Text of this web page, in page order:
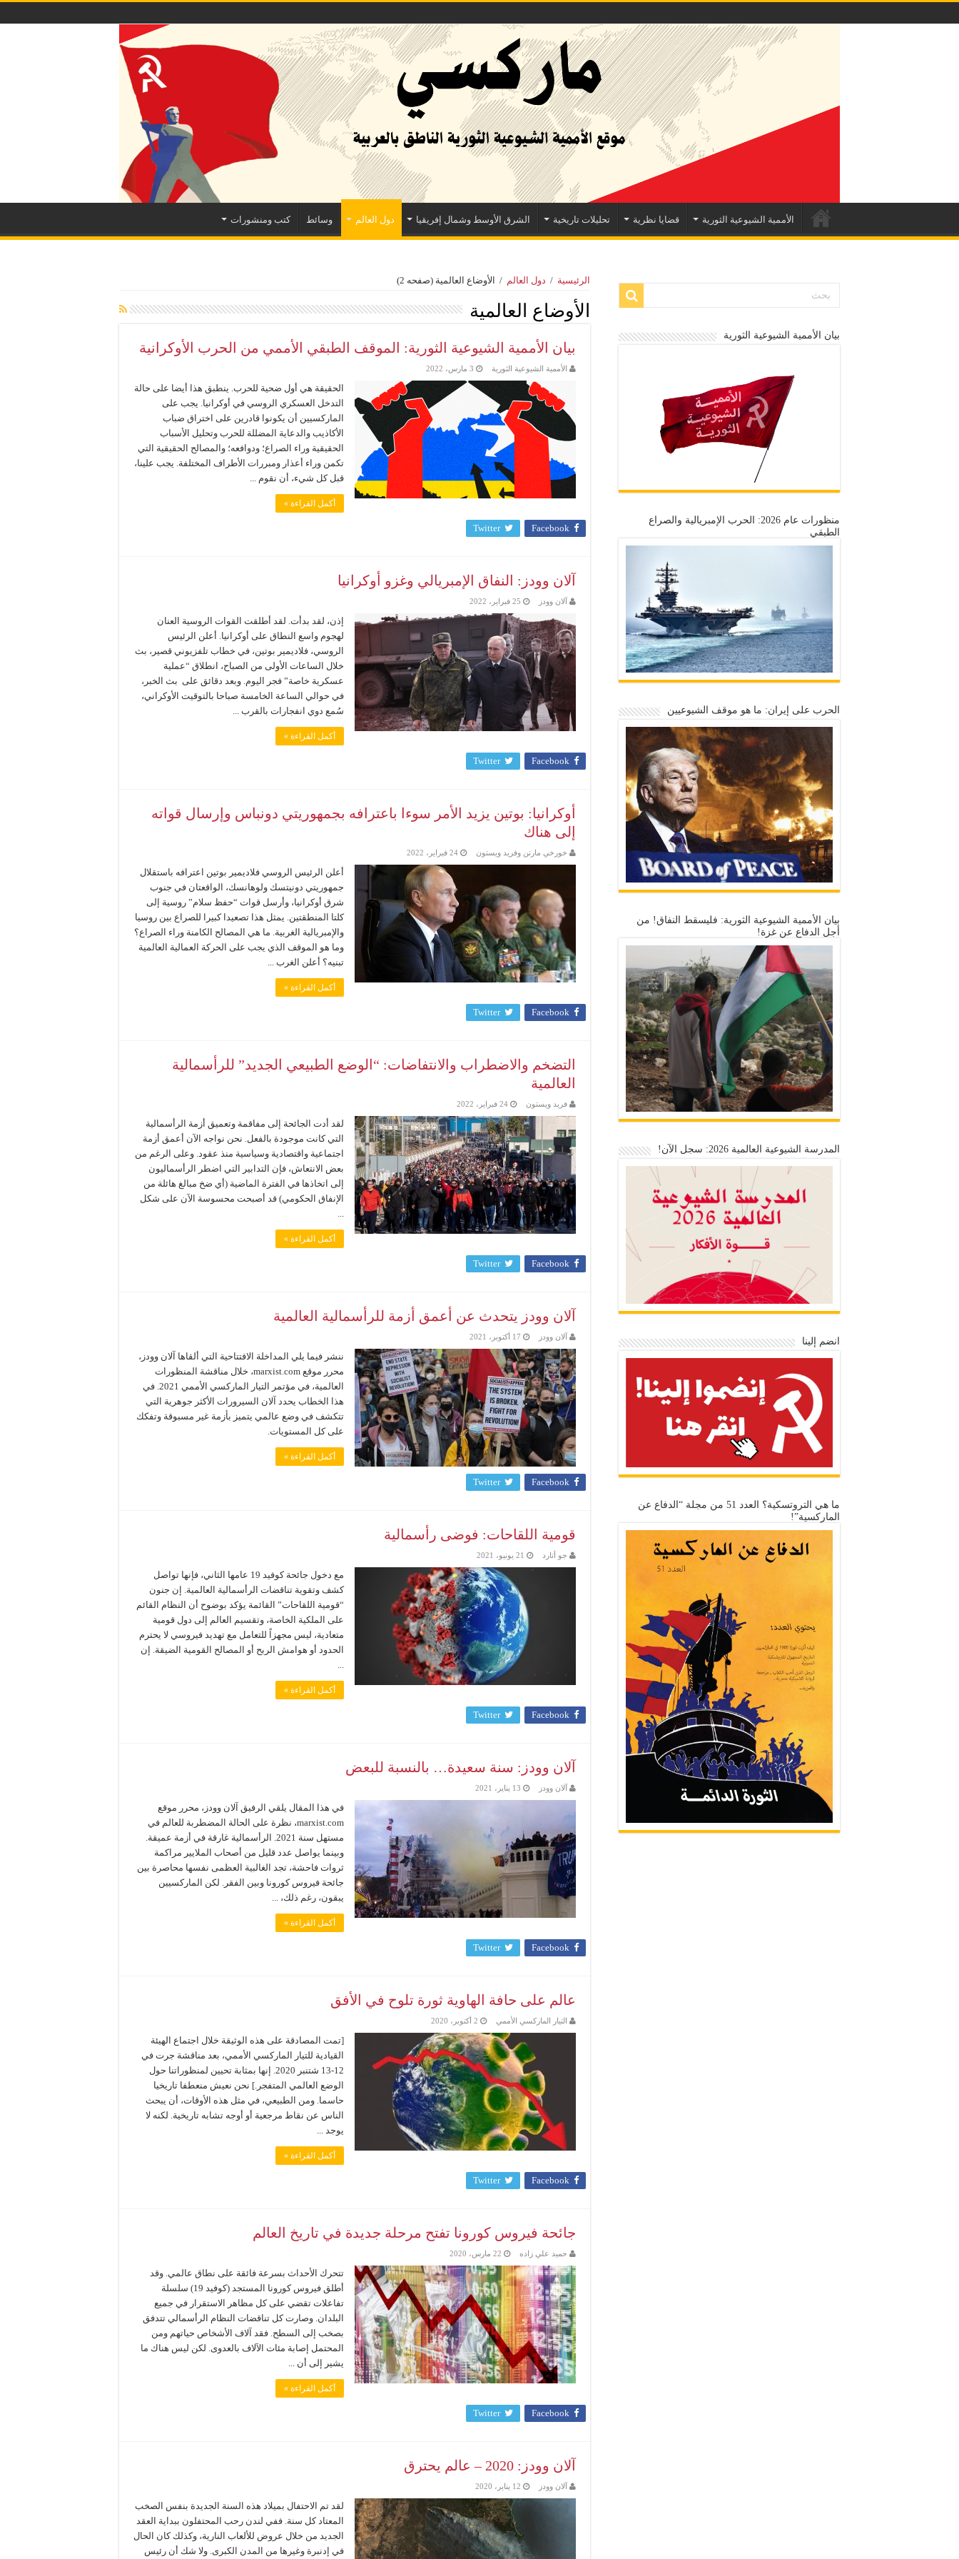
الأممية الشيوعية الثورية قضايا نظرية تحليلات تاريخية الشرق الأوسط وشمال إفريقيا دول العالم وسائط كتب ومنشورات
الرئيسية / دول العالم / الأوضاع العالمية (صفحه 2)
الأوضاع العالمية
بيان الأممية الشيوعية الثورية: الموقف الطبقي الأممي من الحرب الأوكرانية
الأممية الشيوعية الثورية 3 مارس، 2022
الحقيقة هي أول ضحية للحرب. ينطبق هذا أيضا على حالة
التدخل العسكري الروسي في أوكرانيا. يجب على
الماركسيين أن يكونوا قادرين على اختراق ضباب
الأكاذيب والدعاية المضللة للحرب وتحليل الأسباب
الحقيقية وراء الصراع؛ ودوافعه؛ والمصالح الحقيقية التي
تكمن وراء أعذار ومبررات الأطراف المختلفة. يجب علينا،
قبل كل شيء، أن نقوم ...
أكمل القراءة »
Facebook
Twitter
آلان وودز: النفاق الإمبريالي وغزو أوكرانيا
آلان وودز 25 فبراير، 2022
إذن، لقد بدأت. لقد أطلقت القوات الروسية العنان
لهجوم واسع النطاق على أوكرانيا. أعلن الرئيس
الروسي، فلاديمير بوتين، في خطاب تلفزيوني قصير، بث
خلال الساعات الأولى من الصباح، انطلاق “عملية
عسكرية خاصة” فجر اليوم. وبعد دقائق على بث الخبر،
في حوالي الساعة الخامسة صباحا بالتوقيت الأوكراني،
سُمع دوي انفجارات بالقرب ...
أكمل القراءة »
Facebook
Twitter
أوكرانيا: بوتين يزيد الأمر سوءا باعترافه بجمهوريتي دونباس وإرسال قواته
إلى هناك
خورخي مارتن وفريد ويستون 24 فبراير، 2022
أعلن الرئيس الروسي فلاديمير بوتين اعترافه باستقلال
جمهوريتي دونيتسك ولوهانسك، الواقعتان في جنوب
شرق أوكرانيا، وأرسل قوات “حفظ سلام” روسية إلى
كلتا المنطقتين. يمثل هذا تصعيدا كبيرا للصراع بين روسيا
والإمبريالية الغربية. ما هي المصالح الكامنة وراء الصراع؟
وما هو الموقف الذي يجب على الحركة العمالية العالمية
تبنيه؟ أعلن الغرب ...
أكمل القراءة »
Facebook
Twitter
التضخم والاضطراب والانتفاضات: “الوضع الطبيعي الجديد” للرأسمالية
العالمية
فريد ويستون 24 فبراير، 2022
لقد أدت الجائحة إلى مفاقمة وتعميق أزمة الرأسمالية
التي كانت موجودة بالفعل. نحن نواجه الآن أعمق أزمة
اجتماعية واقتصادية وسياسية منذ عقود. وعلى الرغم من
بعض الانتعاش، فإن التدابير التي اضطر الرأسماليون
إلى اتخاذها في الفترة الماضية (أي ضخ مبالغ هائلة من
الإنفاق الحكومي) قد أصبحت محسوسة الآن على شكل
أكمل القراءة »
Facebook
Twitter
آلان وودز يتحدث عن أعمق أزمة للرأسمالية العالمية
آلان وودز 17 أكتوبر، 2021
ننشر فيما يلي المداخلة الافتتاحية التي ألقاها آلان وودز،
محرر موقع marxist.com، خلال مناقشة المنظورات
العالمية، في مؤتمر التيار الماركسي الأممي 2021. في
هذا الخطاب يحدد آلان السيرورات الأكثر جوهرية التي
تتكشف في وضع عالمي يتميز بأزمة غير مسبوقة وتفكك
على كل المستويات.
أكمل القراءة »
Facebook
Twitter
قومية اللقاحات: فوضى رأسمالية
جو أتارد 21 يونيو، 2021
مع دخول جائحة كوفيد 19 عامها الثاني، فإنها تواصل
كشف وتقوية تناقضات الرأسمالية العالمية. إن جنون
“قومية اللقاحات” القائمة يؤكد بوضوح أن النظام القائم
على الملكية الخاصة، وتقسيم العالم إلى دول قومية
متعادية، ليس مجهزاً للتعامل مع تهديد فيروسي لا يحترم
الحدود أو هوامش الربح أو المصالح القومية الضيقة. إن
أكمل القراءة »
Facebook
Twitter
آلان وودز: سنة سعيدة… بالنسبة للبعض
آلان وودز 13 يناير، 2021
في هذا المقال يلقي الرفيق آلان وودز، محرر موقع
marxist.com، نظرة على الحالة المضطربة للعالم في
مستهل سنة 2021. الرأسمالية غارقة في أزمة عميقة.
وبينما يواصل عدد قليل من أصحاب الملايير مراكمة
ثروات فاحشة، تجد الغالبية العظمى نفسها محاصرة بين
جائحة فيروس كورونا وبين الفقر. لكن الماركسيين
يبقون، رغم ذلك، ...
أكمل القراءة »
Facebook
Twitter
عالم على حافة الهاوية ثورة تلوح في الأفق
التيار الماركسي الأممي 2 أكتوبر، 2020
[تمت المصادقة على هذه الوثيقة خلال اجتماع الهيئة
القيادية للتيار الماركسي الأممي، بعد مناقشة جرت في
12-13 شتنبر 2020. إنها بمثابة تحيين لمنظوراتنا حول
الوضع العالمي المتفجر.] نحن نعيش منعطفا تاريخيا
حاسما. ومن الطبيعي، في مثل هذه الأوقات، أن يبحث
الناس عن نقاط مرجعية أو أوجه تشابه تاريخية. لكنه لا
يوجد ...
أكمل القراءة »
Facebook
Twitter
جائحة فيروس كورونا تفتح مرحلة جديدة في تاريخ العالم
حميد علي زاده 22 مارس، 2020
تتحرك الأحداث بسرعة فائقة على نطاق عالمي. وقد
أطلق فيروس كورونا المستجد (كوفيد 19) سلسلة
تفاعلات تقضي على كل مظاهر الاستقرار في جميع
البلدان. وصارت كل تناقضات النظام الرأسمالي تتدفق
بصخب إلى السطح. فقد آلاف الأشخاص حياتهم ومن
المحتمل إصابة مئات الآلاف بالعدوى. لكن ليس هناك ما
يشير إلى أن ...
أكمل القراءة »
Facebook
Twitter
آلان وودز: 2020 – عالم يحترق
آلان وودز 12 يناير، 2020
لقد تم الاحتفال بميلاد هذه السنة الجديدة بنفس الصخب
المعتاد كل سنة. ففي لندن رحب المحتفلون ببداية العقد
الجديد من خلال عروض للألعاب النارية، وكذلك كان الحال
في إدنبرة وغيرها من المدن الكبرى. ولا شك أن رئيس
بيان الأممية الشيوعية الثورية
منظورات عام 2026: الحرب الإمبريالية والصراع
الطبقي
الحرب على إيران: ما هو موقف الشيوعيين
بيان الأممية الشيوعية الثورية: فليسقط النفاق! من
أجل الدفاع عن غزة!
المدرسة الشيوعية العالمية 2026: سجل الآن!
انضم إلينا
ما هي التروتسكية؟ العدد 51 من مجلة “الدفاع عن
الماركسية”!